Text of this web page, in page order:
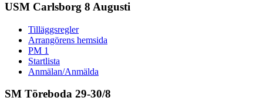
USM Carlsborg 8 Augusti
Tilläggsregler
Arrangörens hemsida
PM 1
Startlista
Anmälan/Anmälda
SM Töreboda 29-30/8